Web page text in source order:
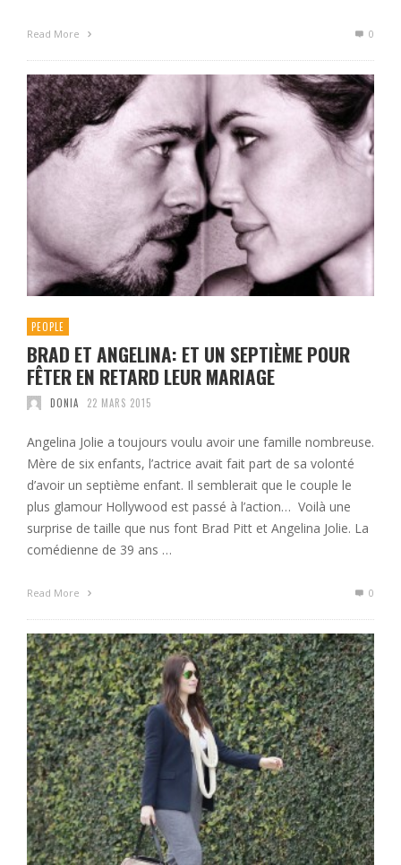
Read More 0
PEOPLE
BRAD ET ANGELINA: ET UN SEPTIÈME POUR
FÊTER EN RETARD LEUR MARIAGE
DONIA 22 MARS 2015
Angelina Jolie a toujours voulu avoir une famille nombreuse.
Mère de six enfants, l’actrice avait fait part de sa volonté
d’avoir un septième enfant. Il semblerait que le couple le
plus glamour Hollywood est passé à l’action… Voilà une
surprise de taille que nus font Brad Pitt et Angelina Jolie. La
comédienne de 39 ans …
Read More 0